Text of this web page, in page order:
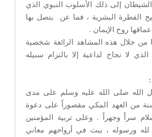
الشيطان إلى ذلك الأسلوب النبوي الذي
الفطرة البشرية ، فما عن يتصل بها
روح الإيمان .
من خلال هذه المشاهد الرائعة شخصية
لا نجاح لداعية إلا بالتزام سبيله
:
الله صلى الله عليه وسلم على مدى
من العهد المكي مقصوراً على دعوة
سراً وجهراً . وعلى تربية المؤمنين
لله ورسوله ، يبث في أرواحهم معاني